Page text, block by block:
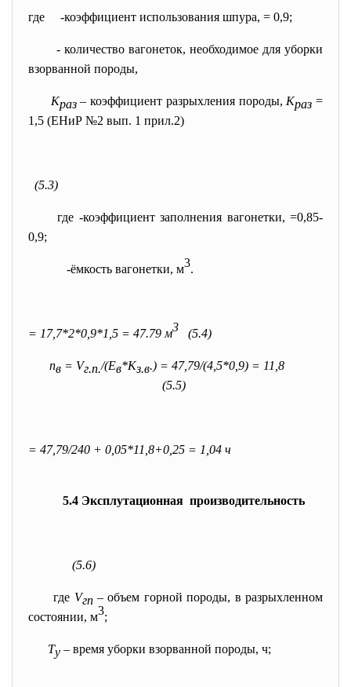
где -коэффициент использования шпура, = 0,9;
- количество вагонеток, необходимое для уборки
взорванной породы,
Краз – коэффициент разрыхления породы, Краз =
1,5 (ЕНиР №2 вып. 1 прил.2)
(5.3)
где -коэффициент заполнения вагонетки,=0,85-
0,9;
-ёмкость вагонетки, м3.
= 17,7*2*0,9*1,5 = 47.79 м3 (5.4)
nв= Vг.п./(Ев*Кз.в.) = 47,79/(4,5*0,9) = 11,8
(5.5)
= 47,79/240 + 0,05*11,8+0,25 = 1,04 ч
5.4 Эксплутационная производительность
(5.6)
где Vгп–объем горной породы, в разрыхленном
состоянии, м3;
Ту – время уборки взорванной породы, ч;